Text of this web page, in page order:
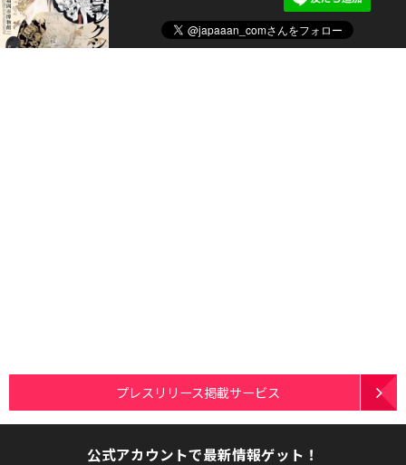
プレスリリース掲載サービス
公式アカウントで最新情報ゲット！